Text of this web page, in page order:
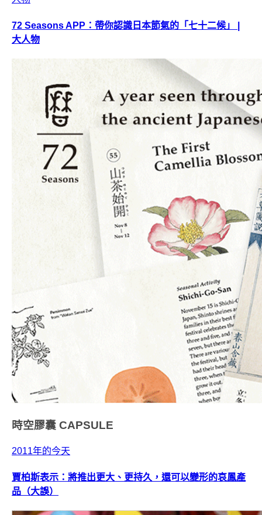
72 Seasons APP：帶你認識日本節氣的「七十二候」 |
大人物
時空膠囊 CAPSULE
2011年的今天
賈柏斯表示：將推出更大、更持久，還可以變形的哀鳳產
品（大誤）